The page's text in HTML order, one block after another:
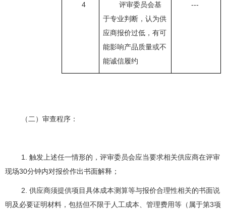
4
评审委员会基
于专业判断，认为供
应商报价过低，有可
能影响产品质量或不
能诚信履约
---
（二）审查程序：
1. 触发上述任一情形的，评审委员会应当要求相关供应商在评审
现场30分钟内对报价作出书面解释；
2. 供应商须提供项目具体成本测算等与报价合理性相关的书面说
明及必要证明材料，包括但不限于人工成本、管理费用等（属于第3项